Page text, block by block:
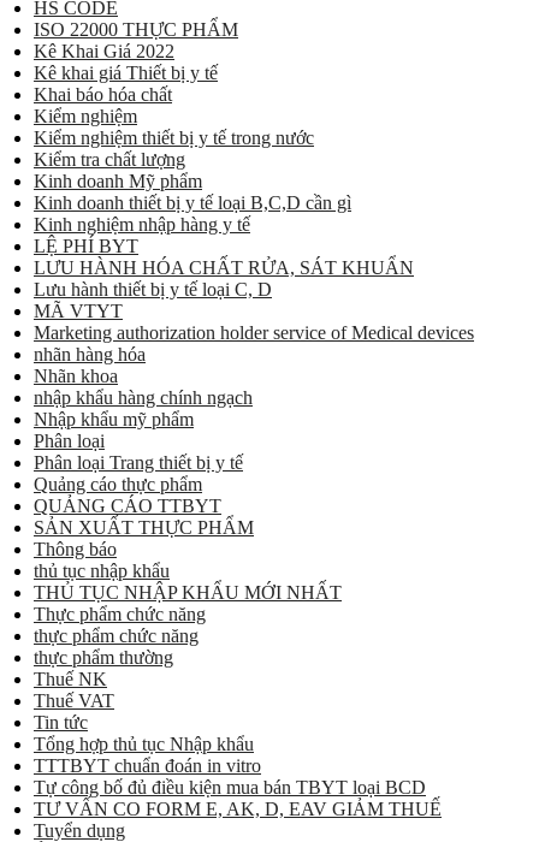
HS CODE
ISO 22000 THỰC PHẨM
Kê Khai Giá 2022
Kê khai giá Thiết bị y tế
Khai báo hóa chất
Kiểm nghiệm
Kiểm nghiệm thiết bị y tế trong nước
Kiểm tra chất lượng
Kinh doanh Mỹ phẩm
Kinh doanh thiết bị y tế loại B,C,D cần gì
Kinh nghiệm nhập hàng y tế
LỆ PHÍ BYT
LƯU HÀNH HÓA CHẤT RỬA, SÁT KHUẨN
Lưu hành thiết bị y tế loại C, D
MÃ VTYT
Marketing authorization holder service of Medical devices
nhãn hàng hóa
Nhãn khoa
nhập khẩu hàng chính ngạch
Nhập khẩu mỹ phẩm
Phân loại
Phân loại Trang thiết bị y tế
Quảng cáo thực phẩm
QUẢNG CÁO TTBYT
SẢN XUẤT THỰC PHẨM
Thông báo
thủ tục nhập khẩu
THỦ TỤC NHẬP KHẨU MỚI NHẤT
Thực phẩm chức năng
thực phẩm chức năng
thực phẩm thường
Thuế NK
Thuế VAT
Tin tức
Tổng hợp thủ tục Nhập khẩu
TTTBYT chuẩn đoán in vitro
Tự công bố đủ điều kiện mua bán TBYT loại BCD
TƯ VẤN CO FORM E, AK, D, EAV GIẢM THUẾ
Tuyển dụng